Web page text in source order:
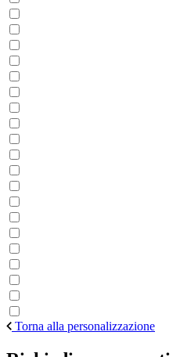
Torna alla personalizzazione